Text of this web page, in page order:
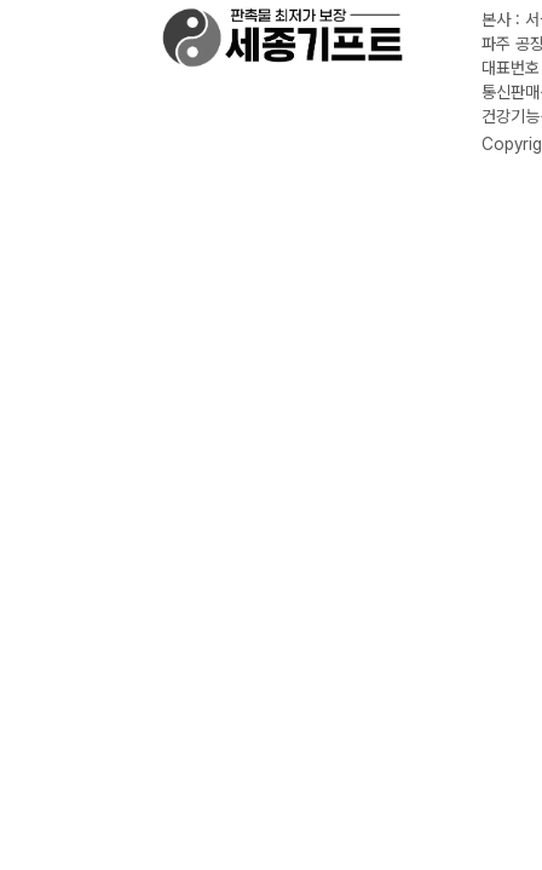
본사 :
파주 공
대표번
통신판
건강기